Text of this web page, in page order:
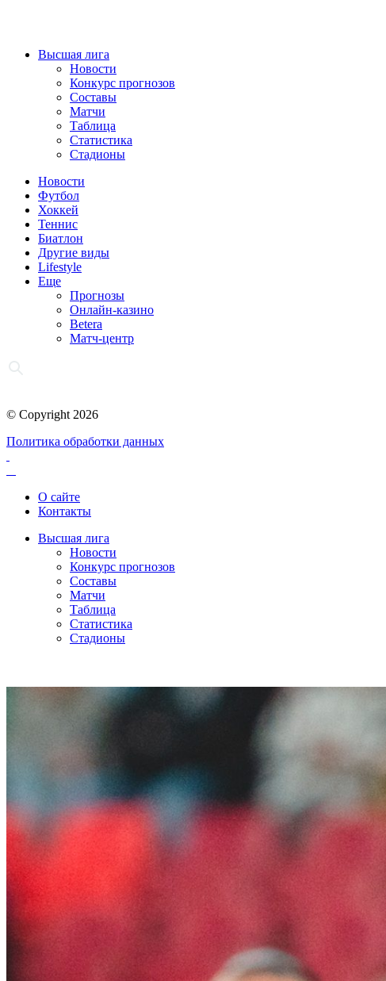
Высшая лига
Новости
Конкурс прогнозов
Составы
Матчи
Таблица
Статистика
Стадионы
Новости
Футбол
Хоккей
Теннис
Биатлон
Другие виды
Lifestyle
Еще
Прогнозы
Онлайн-казино
Betera
Матч-центр
© Copyright 2026
Политика обработки данных
О сайте
Контакты
Высшая лига
Новости
Конкурс прогнозов
Составы
Матчи
Таблица
Статистика
Стадионы